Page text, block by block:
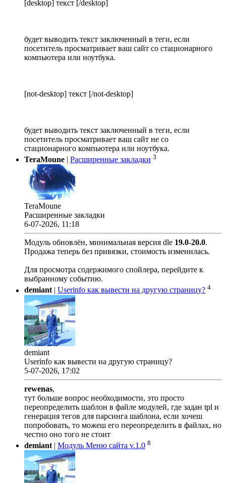
[desktop] текст [/desktop]
будет выводить текст заключенный в теги, если
посетитель просматривает ваш сайт со стационарного
компьютера или ноутбука.
[not-desktop] текст [/not-desktop]
будет выводить текст заключенный в теги, если
посетитель просматривает ваш сайт не со
стационарного компьютера или ноутбука.
TeraMoune | Расширенные закладки 3
TeraMoune
Расширенные закладки
6-07-2026, 11:18
Модуль обновлён, минимальная версия dle 19.0-20.0.
Продажа теперь без привязки, стоимость изменилась.
Для просмотра содержимого спойлера, перейдите к
выбранному событию.
demiant| Userinfo как вывести на другую страницу? 4
demiant
Userinfo как вывести на другую страницу?
5-07-2026, 17:02
rewenas,
тут больше вопрос необходимости, это просто
переопределить шаблон в файле модулей, где задан tpl и
генерация тегов для парсинга шаблона, если хочеш
попробовать, то можеш его переопределить в файлах, но
честно оно того не стоит
demiant | Модуль Меню сайта v.1.0 8